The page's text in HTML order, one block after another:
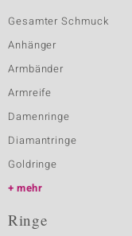
Gesamter Schmuck
Anhänger
Armbänder
Armreife
Damenringe
Diamantringe
Goldringe
mehr
Ringe